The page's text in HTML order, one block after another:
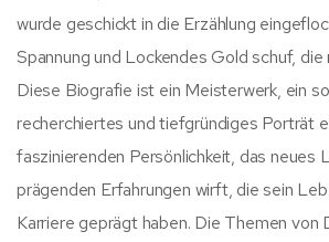
wurde geschickt in die Erzählung
Spannung und Lockendes Gold schuf, die
Diese Biografie ist ein Meisterwerk, ein
recherchiertes und tiefgründiges Porträt
faszinierenden Persönlichkeit, das neues
prägenden Erfahrungen wirft, die sein
Karriere geprägt haben. Die Themen von